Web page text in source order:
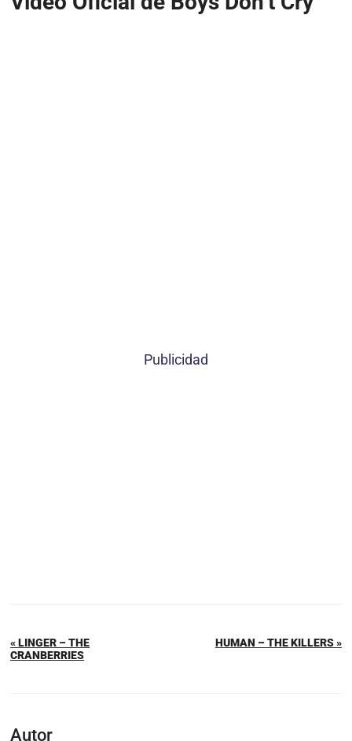
Publicidad
« LINGER – THE
CRANBERRIES
HUMAN – THE KILLERS »
Autor